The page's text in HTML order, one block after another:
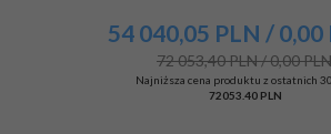
54 040,05 PLN / 0,00
72 053,40 PLN / 0,00
Najniższa cena produktu z ostatnich
72053.40 PLN